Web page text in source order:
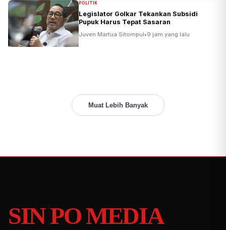
POLITIK
Legislator Golkar Tekankan Subsidi
Pupuk Harus Tepat Sasaran
Juven Martua Sitompul•9 jam yang lalu
Muat Lebih Banyak
SIN PO MEDIA